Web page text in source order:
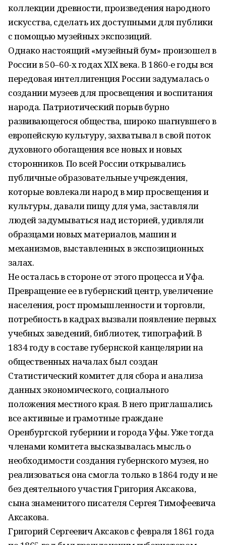
коллекции древности, произведения народного
искусства, сделать их доступными для публики
с помощью музейных экспозиций.
Однако настоящий «музейный бум» произошел в
России в 50–60-х годах XIX века. В 1860-е годы вся
передовая интеллигенция России задумалась о
создании музеев для просвещения и воспитания
народа. Патриотический порыв бурно
развивающегося общества, широко шагнувшего в
европейскую культуру, захватывал в свой поток
духовного обогащения все новых и новых
сторонников. По всей России открывались
публичные образовательные учреждения,
которые вовлекали народ в мир просвещения и
культуры, давали пищу для ума, заставляли
людей задумываться над историей, удивляли
образцами новых материалов, машин и
механизмов, выставленных в экспозиционных
залах.
Не осталась в стороне от этого процесса и Уфа.
Превращение ее в губернский центр, увеличение
населения, рост промышленности и торговли,
потребность в кадрах вызвали появление первых
учебных заведений, библиотек, типографий. В
1834 году в составе губернской канцелярии на
общественных началах был создан
Статистический комитет для сбора и анализа
данных экономического, социального
положения местного края. В него приглашались
все активные и грамотные граждане
Оренбургской губернии и города Уфы. Уже тогда
членами комитета высказывалась мысль о
необходимости создания губернского музея, но
реализоваться она смогла только в 1864 году и не
без деятельного участия Григория Аксакова,
сына знаменитого писателя Сергея Тимофеевича
Аксакова.
Григорий Сергеевич Аксаков с февраля 1861 года